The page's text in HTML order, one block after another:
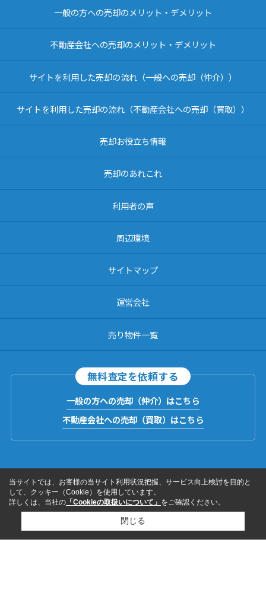
一般の方への売却のメリット・デメリット
不動産会社への売却のメリット・デメリット
サイトを利用した売却の流れ（一般への売却（仲介））
サイトを利用した売却の流れ（不動産会社への売却（買取））
売却お役立ち情報
売却のあれこれ
利用者の声
周辺環境
サイトマップ
運営会社
売り物件一覧
無料査定を依頼する
一般の方への売却（仲介）はこちら
不動産会社への売却（買取）はこちら
当サイトでは、お客様の当サイト利用状況把握、サービス向上検討を目的と
して、クッキー（Cookie）を使用しています。
詳しくは、当社の 「Cookieの取扱いについて」 をご確認ください。
閉じる